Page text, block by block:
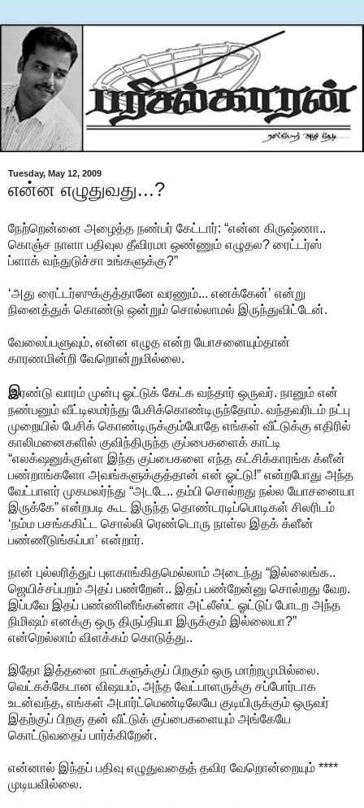
Tuesday, May 12, 2009
என்ன எழுதுவது...?
நேற்றென்னை அழைத்த நண்பர் கேட்டார்: “என்ன கிருஷ்ணா..
கொஞ்ச நாளா பதிவுல தீவிரமா ஒண்ணும் எழுதல? ரைட்டர்ஸ்
ப்ளாக் வந்துடுச்சா உங்களுக்கு?”
‘அது ரைட்டர்ஸுக்குத்தானே வரணும்... எனக்கேன்’ என்று
நினைத்துக் கொண்டு ஒன்றும் சொல்லாமல் இருந்துவிட்டேன்.
வேலைப்பளுவும், என்ன எழுத என்ற யோசனையும்தான்
காரணமின்றி வேறொன்றுமில்லை.
இரண்டு வாரம் முன்பு ஓட்டுக் கேட்க வந்தார் ஒருவர். நானும் என்
நண்பனும் வீட்டிலமர்ந்து பேசிக்கொண்டிருந்தோம். வந்தவரிடம் நட்பு
முறையில் பேசிக் கொண்டிருக்கும்போதே எங்கள் வீட்டுக்கு எதிரில்
காலிமனைகளில் குவிந்திருந்த குப்பைகளைக் காட்டி
“எலக்‌ஷனுக்குள்ள இந்த குப்பைகளை எந்த கட்சிக்காரங்க க்ளீன்
பண்றாங்களோ அவங்களுக்குத்தான் என் ஓட்டு!” என்றபோது அந்த
வேட்பாளர் முகமலர்ந்து “அடடே.. தம்பி சொல்றது நல்ல யோசனையா
இருக்கே” என்றபடி கூட இருந்த தொண்டரடிப்பொடிகள் சிலரிடம்
‘நம்ம பசங்ககிட்ட சொல்லி ரெண்டொரு நாள்ல இதக் க்ளீன்
பண்ணீடுங்கப்பா’ என்றார்.
நான் புல்லரித்துப் புளகாங்கிதமெல்லாம் அடைந்து “இல்லைங்க..
ஜெயிச்சப்பறம் அதப் பண்றேன்.. இதப் பண்றேன்னு சொல்றது வேற.
இப்பவே இதப் பண்ணினீங்கன்னா அட்லீஸ்ட் ஓட்டுப் போடற அந்த
நிமிஷம் எனக்கு ஒரு திருப்தியா இருக்கும் இல்லையா?”
என்றெல்லாம் விளக்கம் கொடுத்து..
இதோ இத்தனை நாட்களுக்குப் பிறகும் ஒரு மாற்றமுமில்லை.
வெட்கக்கேடான விஷயம், அந்த வேட்பாளருக்கு சப்போர்டாக
உடன்வந்த, எங்கள் அபார்ட்மெண்டிலேயே குடியிருக்கும் ஒருவர்
இதற்குப் பிறகு தன் வீட்டுக் குப்பைகளையும் அங்கேயே
கொட்டுவதைப் பார்க்கிறேன்.
என்னால் இந்தப் பதிவு எழுதுவதைத் தவிர வேறொன்றையும் ****
முடியவில்லை.